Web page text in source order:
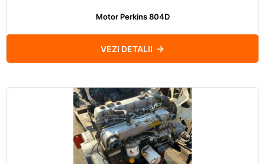
Motor Perkins 804D
VEZI DETALII